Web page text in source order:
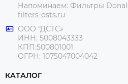
Напоминаем: Фильтры
filters-dsts.ru
ООО “ДСТС»
ИНН: 5008043333
КПП:500801001
ОГРН: 1075047004042
КАТАЛОГ